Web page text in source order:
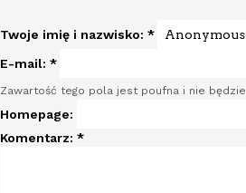
Twoje imię i nazwisko: *
E-mail: *
Zawartość tego pola jest poufna i nie
Homepage:
Komentarz: *